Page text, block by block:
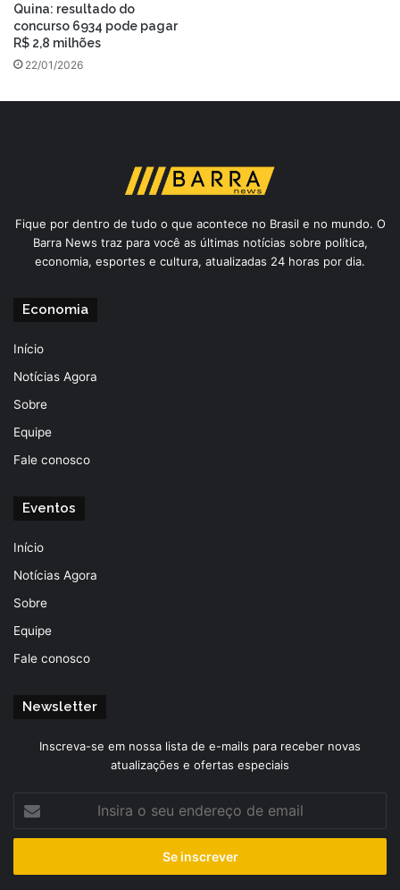
Quina: resultado do
concurso 6934 pode pagar
R$ 2,8 milhões
22/01/2026
Fique por dentro de tudo o que acontece no Brasil e no mundo. O
Barra News traz para você as últimas notícias sobre política,
economia, esportes e cultura, atualizadas 24 horas por dia.
Economia
Início
Notícias Agora
Sobre
Equipe
Fale conosco
Eventos
Início
Notícias Agora
Sobre
Equipe
Fale conosco
Newsletter
Inscreva-se em nossa lista de e-mails para receber novas
atualizações e ofertas especiais
seu
de